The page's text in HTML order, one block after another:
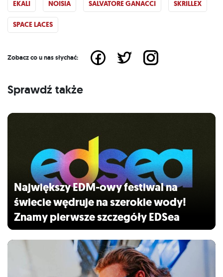
EKALI NOISIA SALVATORE GANACCI SKRILLEX
SPACE LACES
Zobacz co u nas słychać:
Sprawdź także
Największy EDM-owy festiwal na
świecie wędruje na szerokie wody!
Znamy pierwsze szczegóły EDSea